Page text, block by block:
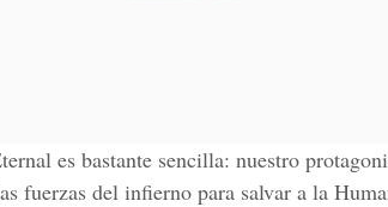
es bastante sencilla: nuestro
fuerzas del infierno para salvar a la